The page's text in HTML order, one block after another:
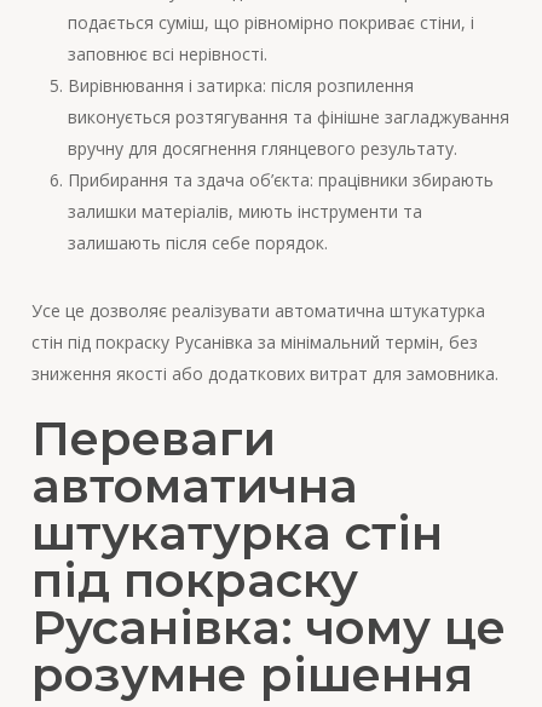
подається суміш, що рівномірно покриває стіни, і
заповнює всі нерівності.
Вирівнювання і затирка: після розпилення
виконується розтягування та фінішне загладжування
вручну для досягнення глянцевого результату.
Прибирання та здача об’єкта: працівники збирають
залишки матеріалів, миють інструменти та
залишають після себе порядок.
Усе це дозволяє реалізувати автоматична штукатурка
стін під покраску Русанівка за мінімальний термін, без
зниження якості або додаткових витрат для замовника.
Переваги
автоматична
штукатурка стін
під покраску
Русанівка: чому це
розумне рішення